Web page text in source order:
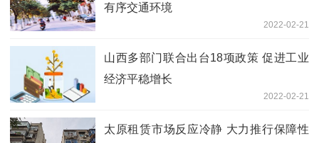
有序交通环境
2022-02-21
山西多部门联合出台18项政策 促进工业
经济平稳增长
2022-02-21
太原租赁市场反应冷静 大力推行保障性